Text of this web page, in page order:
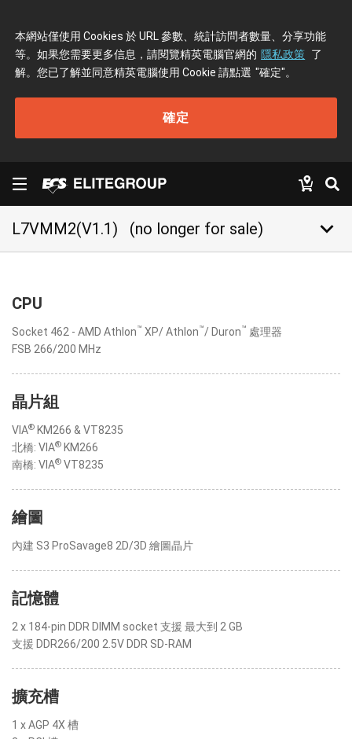
本網站僅使用 Cookies 於 URL 參數、統計訪問者數量、分享功能
等。如果您需要更多信息，請閱覽精英電腦官網的 隱私政策 了
解。您已了解並同意精英電腦使用 Cookie 請點選 "確定"。
確定
L7VMM2(V1.1) (no longer for sale) keyboard_arrow_down
CPU
Socket 462 - AMD Athlon™ XP/ Athlon™/ Duron™ 處理器
FSB 266/200 MHz
晶片組
VIA® KM266 & VT8235
北橋: VIA® KM266
南橋: VIA® VT8235
繪圖
內建 S3 ProSavage8 2D/3D 繪圖晶片
記憶體
2 x 184-pin DDR DIMM socket 支援 最大到 2 GB
支援 DDR266/200 2.5V DDR SD-RAM
擴充槽
1 x AGP 4X 槽